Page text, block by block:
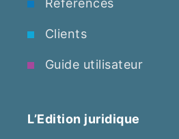
Références
Clients
Guide utilisateur
L’Edition juridique